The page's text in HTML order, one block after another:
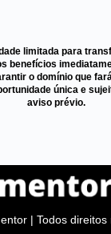
limitada para
benefícios
o domínio que
única e
aviso prévio.
| Todos direitos